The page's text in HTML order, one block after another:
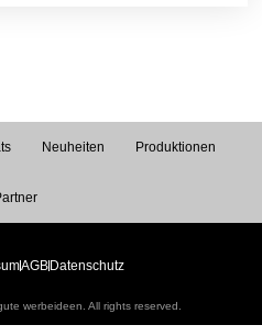
Neuheiten Produktionen
AGB Datenschutz
werbeideen. All rights reserved.